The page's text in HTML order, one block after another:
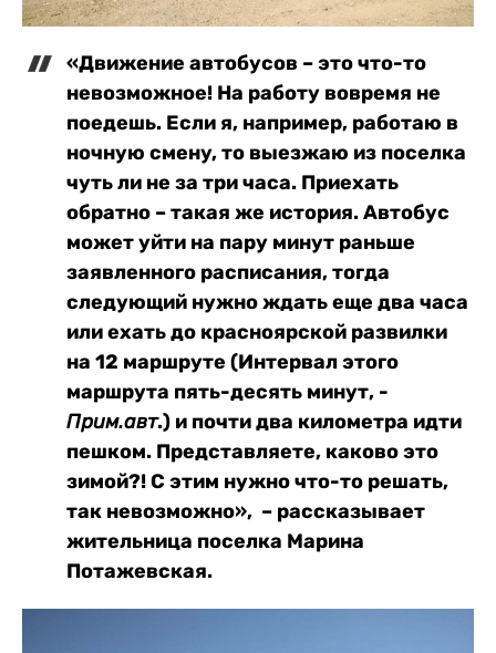
«Движение автобусов – это что-то
невозможное! На работу вовремя не
поедешь. Если я, например, работаю в
ночную смену, то выезжаю из поселка
чуть ли не за три часа. Приехать
обратно – такая же история. Автобус
может уйти на пару минут раньше
заявленного расписания, тогда
следующий нужно ждать еще два часа
или ехать до красноярской развилки
на 12 маршруте (Интервал этого
маршрута пять-десять минут, -
Прим.авт.) и почти два километра идти
пешком. Представляете, каково это
зимой?! С этим нужно что-то решать,
так невозможно», – рассказывает
жительница поселка Марина
Потажевская.